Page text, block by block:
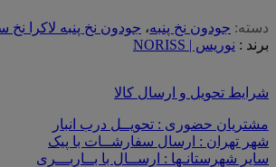
دسته: جودون نخ پنبه، جودون نخ پنبه لاکرا نخ سوپر
برند : نوریس | NORISS
شرایط تحویل و ارسال کالا
مشتریان حضوری : تحویــل درب انبار
شهر تهران : ارسال سفارشــات با پیک
سایر شهرستانـها : ارســال با بــاربـــری